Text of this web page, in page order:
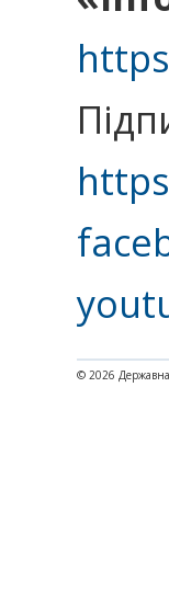
© 2026 Державна